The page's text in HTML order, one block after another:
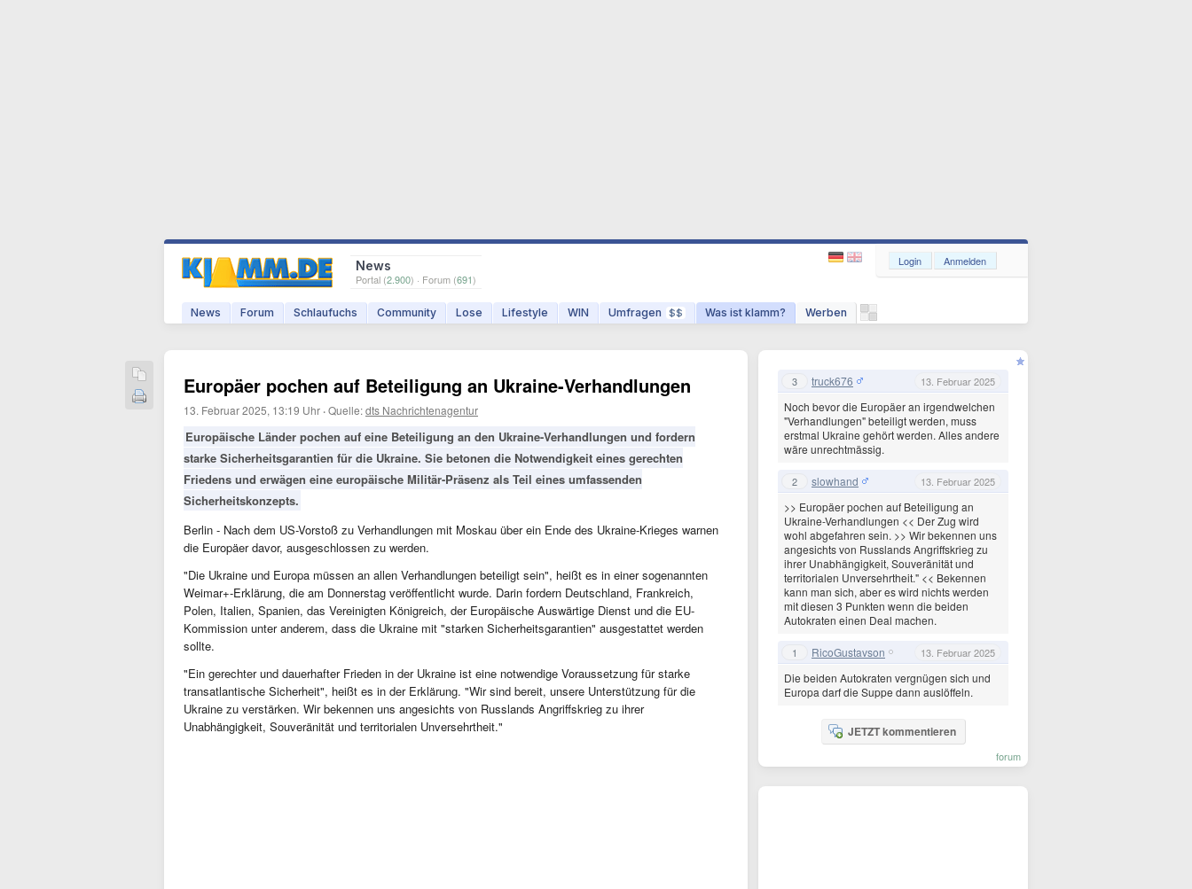
News
Portal (2.900) · Forum (691)
News Forum Schlaufuchs Community Lose Lifestyle WIN Umfragen $$ Was ist klamm? Werben
Login Anmelden
Europäer pochen auf Beteiligung an Ukraine-Verhandlungen
13. Februar 2025, 13:19 Uhr ·Quelle:dts Nachrichtenagentur
Europäische Länder pochen auf eine Beteiligung an den Ukraine-Verhandlungen und fordern
starke Sicherheitsgarantien für die Ukraine. Sie betonen die Notwendigkeit eines gerechten
Friedens und erwägen eine europäische Militär-Präsenz als Teil eines umfassenden
Sicherheitskonzepts.
Berlin - Nach dem US-Vorstoß zu Verhandlungen mit Moskau über ein Ende des Ukraine-Krieges warnen
die Europäer davor, ausgeschlossen zu werden.
"Die Ukraine und Europa müssen an allen Verhandlungen beteiligt sein", heißt es in einer sogenannten
Weimar+-Erklärung, die am Donnerstag veröffentlicht wurde. Darin fordern Deutschland, Frankreich,
Polen, Italien, Spanien, das Vereinigten Königreich, der Europäische Auswärtige Dienst und die EU-
Kommission unter anderem, dass die Ukraine mit "starken Sicherheitsgarantien" ausgestattet werden
sollte.
"Ein gerechter und dauerhafter Frieden in der Ukraine ist eine notwendige Voraussetzung für starke
transatlantische Sicherheit", heißt es in der Erklärung. "Wir sind bereit, unsere Unterstützung für die
Ukraine zu verstärken. Wir bekennen uns angesichts von Russlands Angriffskrieg zu ihrer
Unabhängigkeit, Souveränität und territorialen Unversehrtheit."
3 truck676 13. Februar 2025
Noch bevor die Europäer an irgendwelchen
"Verhandlungen" beteiligt werden, muss
erstmal Ukraine gehört werden. Alles andere
wäre unrechtmässig.
2 slowhand 13. Februar 2025
>> Europäer pochen auf Beteiligung an
Ukraine-Verhandlungen << Der Zug wird
wohl abgefahren sein. >> Wir bekennen uns
angesichts von Russlands Angriffskrieg zu
ihrer Unabhängigkeit, Souveränität und
territorialen Unversehrtheit." << Bekennen
kann man sich, aber es wird nichts werden
mit diesen 3 Punkten wenn die beiden
Autokraten einen Deal machen.
1 RicoGustavson 13. Februar 2025
Die beiden Autokraten vergnügen sich und
Europa darf die Suppe dann auslöffeln.
JETZT kommentieren
forum